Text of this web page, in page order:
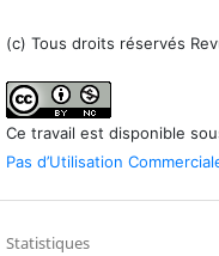
(c) Tous droits réservés
Ce travail est disponible
Pas d’Utilisation
Statistiques